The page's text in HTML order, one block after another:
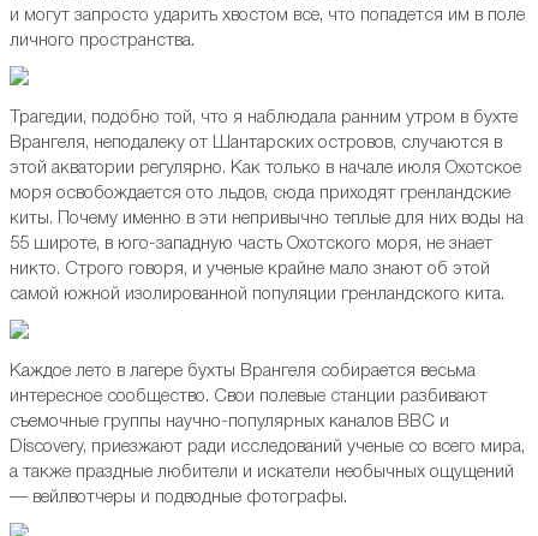
и могут запросто ударить хвостом все, что попадется им в поле
личного пространства.
Трагедии, подобно той, что я наблюдала ранним утром в бухте
Врангеля, неподалеку от Шантарских островов, случаются в
этой акватории регулярно. Как только в начале июля Охотское
моря освобождается ото льдов, сюда приходят гренландские
киты. Почему именно в эти непривычно теплые для них воды на
55 широте, в юго-западную часть Охотского моря, не знает
никто. Строго говоря, и ученые крайне мало знают об этой
самой южной изолированной популяции гренландского кита.
Каждое лето в лагере бухты Врангеля собирается весьма
интересное сообщество. Свои полевые станции разбивают
съемочные группы научно-популярных каналов BBC и
Discovery, приезжают ради исследований ученые со всего мира,
а также праздные любители и искатели необычных ощущений
— вейлвотчеры и подводные фотографы.